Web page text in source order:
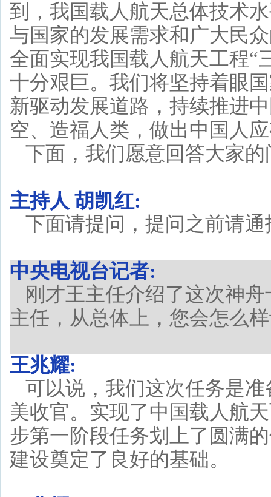
到，我国载人航天总体技术
与国家的发展需求和广大民
全面实现我国载人航天工程“
十分艰巨。我们将坚持着眼
新驱动发展道路，持续推进
空、造福人类，做出中国人
下面，我们愿意回答大家
主持人 胡凯红:
下面请提问，提问之前请
中央电视台记者:
刚才王主任介绍了这次神
主任，从总体上，您会怎么
王兆耀:
可以说，我们这次任务是
美收官。实现了中国载人航
步第一阶段任务划上了圆满
建设奠定了良好的基础。